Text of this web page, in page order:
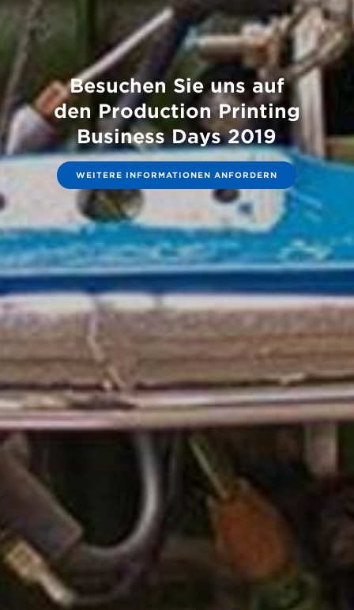
Besuchen Sie uns auf
den Production Printing
Business Days 2019
WEITERE INFORMATIONEN ANFORDERN